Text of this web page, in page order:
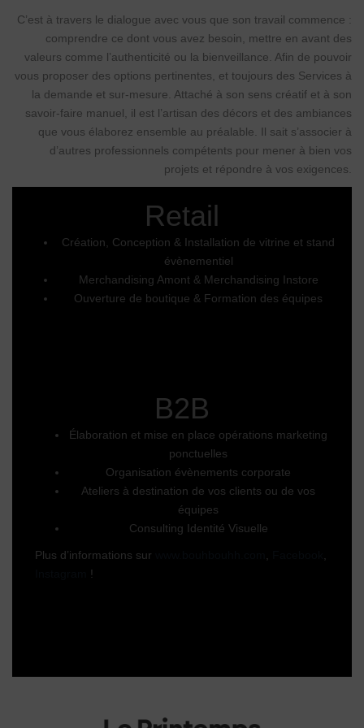
C’est à travers le dialogue avec vous que son travail commence :
comprendre ce dont vous avez besoin, mettre en avant des
valeurs comme l’authenticité ou la bienveillance. Afin de pouvoir
vous proposer des options pertinentes, et toujours des Services à
la demande et sur-mesure. Attaché à son sens créatif et à son
savoir-faire manuel, il est l’artisan des décors et des ambiances
que vous élaborez ensemble au préalable. Il sait s’associer à
d’autres professionnels compétents pour mener à bien vos
projets et répondre à vos exigences.
Retail
Création, Conception & Installation de vitrine et stand
évènementiel
Merchandising Amont & Merchandising Instore
Ouverture de boutique & Formation des équipes
B2B
Élaboration et mise en place opérations marketing
ponctuelles
Organisation évènements corporate
Ateliers à destination de vos clients ou de vos
équipes
Consulting Identité Visuelle
Plus d’informations sur
!